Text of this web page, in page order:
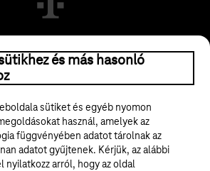
Nyrt.
és más hasonló
sütiket és egyéb nyomon
használ, amelyek az
függvényében adatot tárolnak az
adatot gyűjtenek. Kérjük, az alábbi
nyilatkozz arról, hogy az oldal